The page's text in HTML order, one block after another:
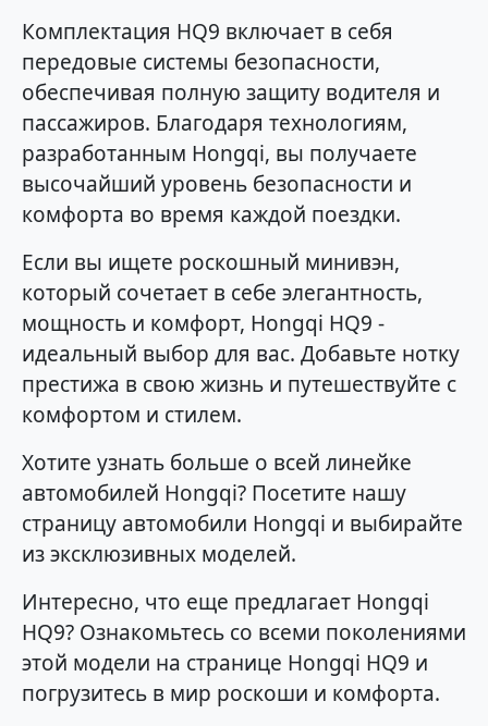
Комплектация HQ9 включает в себя
передовые системы безопасности,
обеспечивая полную защиту водителя и
пассажиров. Благодаря технологиям,
разработанным Hongqi, вы получаете
высочайший уровень безопасности и
комфорта во время каждой поездки.
Если вы ищете роскошный минивэн,
который сочетает в себе элегантность,
мощность и комфорт, Hongqi HQ9 -
идеальный выбор для вас. Добавьте нотку
престижа в свою жизнь и путешествуйте с
комфортом и стилем.
Хотите узнать больше о всей линейке
автомобилей Hongqi? Посетите нашу
страницу автомобили Hongqi и выбирайте
из эксклюзивных моделей.
Интересно, что еще предлагает Hongqi
HQ9? Ознакомьтесь со всеми поколениями
этой модели на странице Hongqi HQ9 и
погрузитесь в мир роскоши и комфорта.